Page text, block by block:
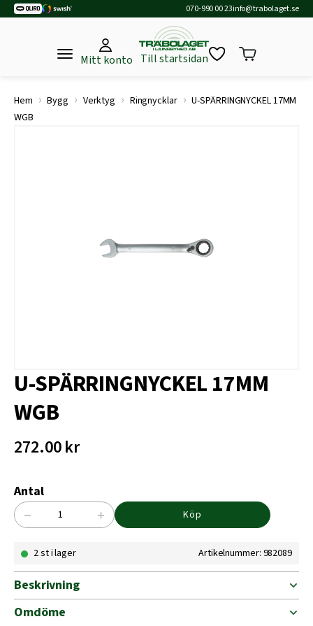
070-990 00 23info@trabolaget.se
Mitt konto Till startsidan
Hem › Bygg › Verktyg › Ringnycklar › U-SPÄRRINGNYCKEL 17MM
WGB
U-SPÄRRINGNYCKEL 17MM
WGB
272.00kr
Antal
U-
17MM
mängd
− + Köp
2 st i lager Artikelnummer: 982089
Beskrivning
Omdöme